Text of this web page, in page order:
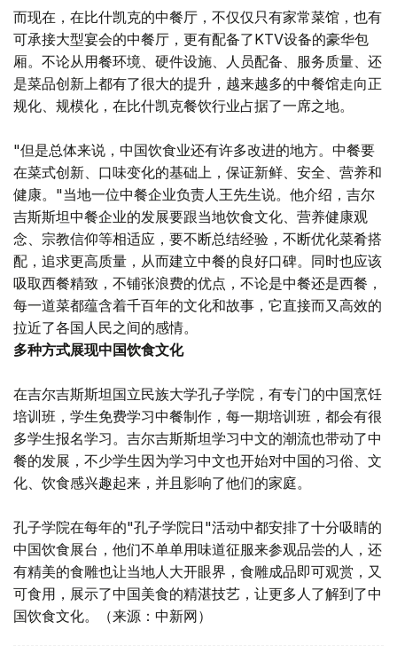
而现在，在比什凯克的中餐厅，不仅仅只有家常菜馆，也有
可承接大型宴会的中餐厅，更有配备了KTV设备的豪华包
厢。不论从用餐环境、硬件设施、人员配备、服务质量、还
是菜品创新上都有了很大的提升，越来越多的中餐馆走向正
规化、规模化，在比什凯克餐饮行业占据了一席之地。
"但是总体来说，中国饮食业还有许多改进的地方。中餐要
在菜式创新、口味变化的基础上，保证新鲜、安全、营养和
健康。"当地一位中餐企业负责人王先生说。他介绍，吉尔
吉斯斯坦中餐企业的发展要跟当地饮食文化、营养健康观
念、宗教信仰等相适应，要不断总结经验，不断优化菜肴搭
配，追求更高质量，从而建立中餐的良好口碑。同时也应该
吸取西餐精致，不铺张浪费的优点，不论是中餐还是西餐，
每一道菜都蕴含着千百年的文化和故事，它直接而又高效的
拉近了各国人民之间的感情。
多种方式展现中国饮食文化
在吉尔吉斯斯坦国立民族大学孔子学院，有专门的中国烹饪
培训班，学生免费学习中餐制作，每一期培训班，都会有很
多学生报名学习。吉尔吉斯斯坦学习中文的潮流也带动了中
餐的发展，不少学生因为学习中文也开始对中国的习俗、文
化、饮食感兴趣起来，并且影响了他们的家庭。
孔子学院在每年的"孔子学院日"活动中都安排了十分吸睛的
中国饮食展台，他们不单单用味道征服来参观品尝的人，还
有精美的食雕也让当地人大开眼界，食雕成品即可观赏，又
可食用，展示了中国美食的精湛技艺，让更多人了解到了中
国饮食文化。（来源：中新网）